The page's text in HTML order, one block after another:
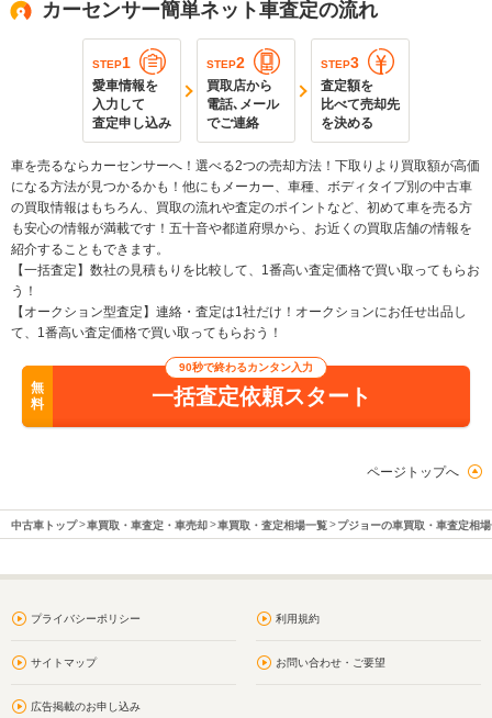
カーセンサー簡単ネット車査定の流れ
STEP1
愛車情報を
入力して
査定申し込み
STEP2
買取店から
電話､メール
でご連絡
STEP3
査定額を
比べて売却先
を決める
車を売るならカーセンサーへ！選べる2つの売却方法！下取りより買取額が高価
になる方法が見つかるかも！他にもメーカー、車種、ボディタイプ別の中古車
の買取情報はもちろん、買取の流れや査定のポイントなど、初めて車を売る方
も安心の情報が満載です！五十音や都道府県から、お近くの買取店舗の情報を
紹介することもできます。
【一括査定】数社の見積もりを比較して、1番高い査定価格で買い取ってもらお
う！
【オークション型査定】連絡・査定は1社だけ！オークションにお任せ出品し
て、1番高い査定価格で買い取ってもらおう！
無
料
90秒で終わるカンタン入力
一括査定依頼スタート
ページトップへ
中古車トップ 車買取・車査定・車売却 車買取・査定相場一覧 プジョーの車買取・車査定相
プライバシーポリシー 利用規約
サイトマップ お問い合わせ・ご要望
広告掲載のお申し込み